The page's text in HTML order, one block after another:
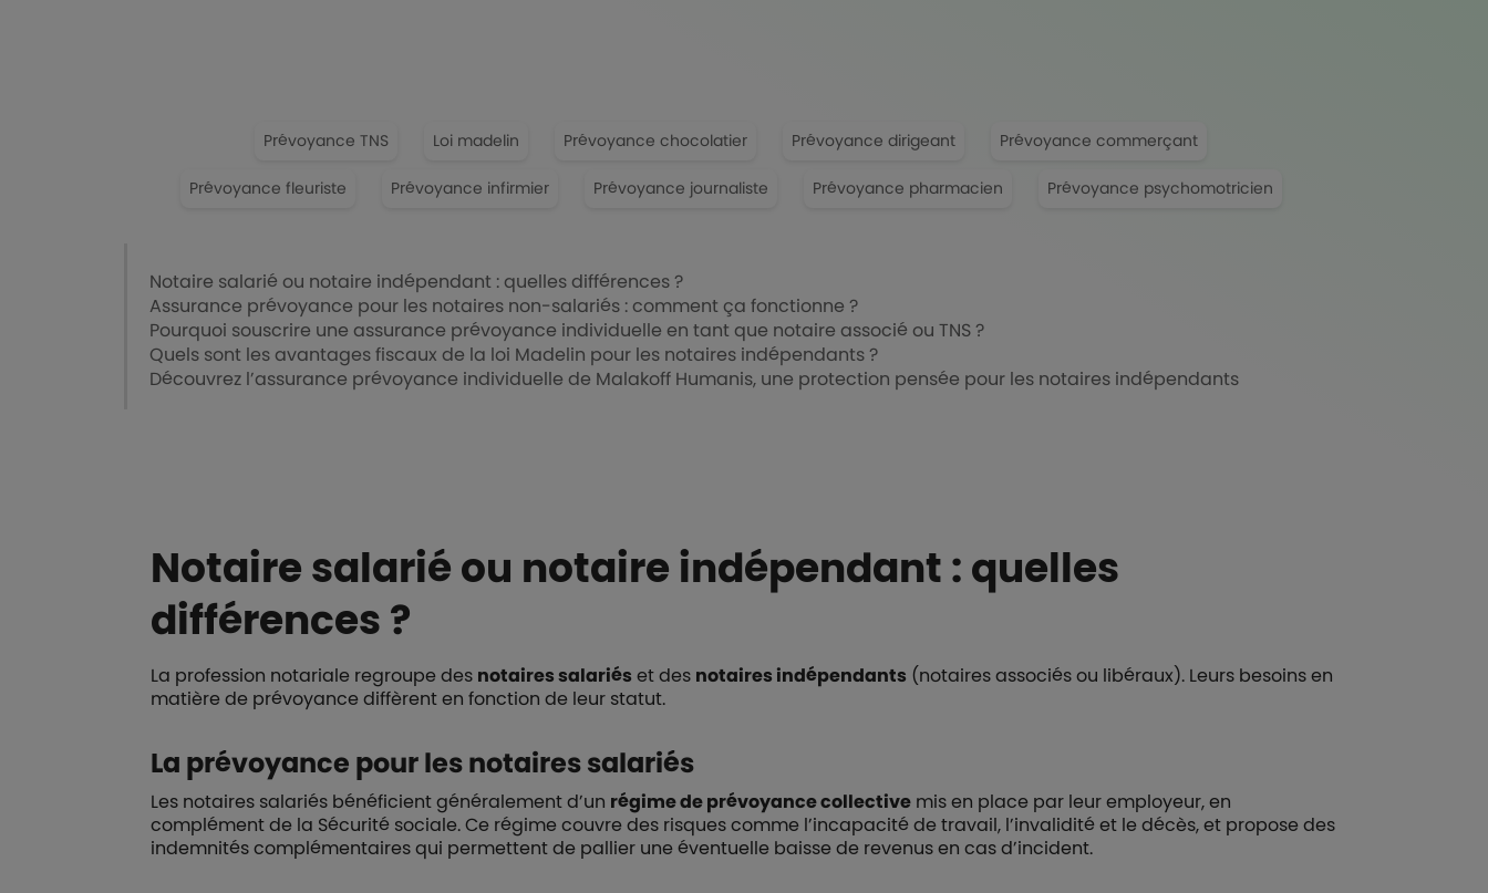
Prévoyance TNS Loi madelin Prévoyance chocolatier Prévoyance dirigeant Prévoyance commerçant
Prévoyance fleuriste Prévoyance infirmier Prévoyance journaliste Prévoyance pharmacien Prévoyance psychomotricien
Notaire salarié ou notaire indépendant : quelles différences ?
Assurance prévoyance pour les notaires non-salariés : comment ça fonctionne ?
Pourquoi souscrire une assurance prévoyance individuelle en tant que notaire associé ou TNS ?
Quels sont les avantages fiscaux de la loi Madelin pour les notaires indépendants ?
Découvrez l’assurance prévoyance individuelle de Malakoff Humanis, une protection pensée pour les notaires indépendants
Notaire salarié ou notaire indépendant : quelles
différences ?
La profession notariale regroupe des notaires salariés et des notaires indépendants (notaires associés ou libéraux). Leurs besoins en
matière de prévoyance diffèrent en fonction de leur statut.
La prévoyance pour les notaires salariés
Les notaires salariés bénéficient généralement d’un régime de prévoyance collective mis en place par leur employeur, en
complément de la Sécurité sociale. Ce régime couvre des risques comme l’incapacité de travail, l’invalidité et le décès, et propose des
indemnités complémentaires qui permettent de pallier une éventuelle baisse de revenus en cas d’incident.